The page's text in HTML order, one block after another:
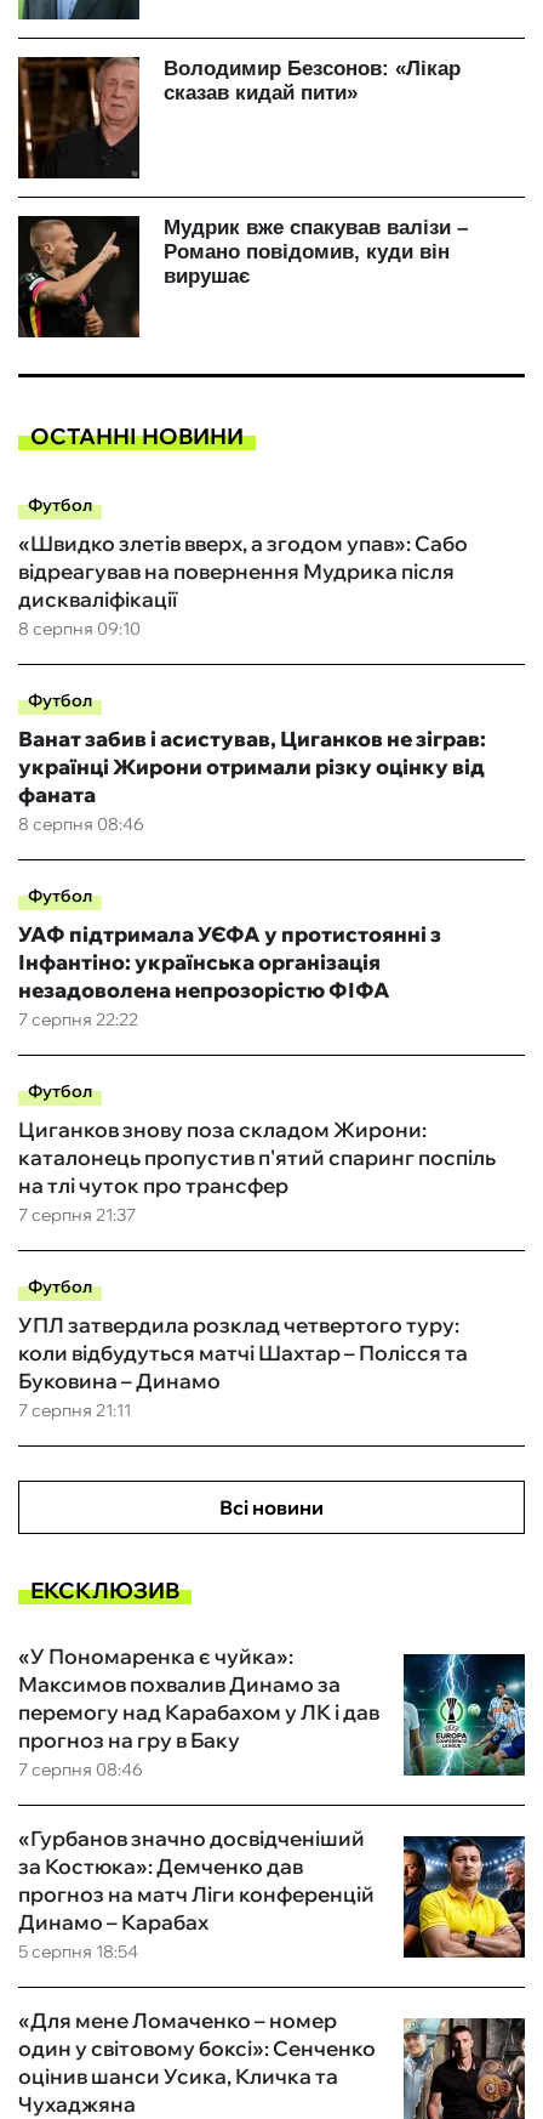
ОСТАННІ НОВИНИ
Футбол
8 серпня 09:10
«Швидко злетів вверх, а згодом упав»: Сабо
відреагував на повернення Мудрика після
дискваліфікації
Футбол
8 серпня 08:46
Ванат забив і асистував, Циганков не зіграв:
українці Жирони отримали різку оцінку від
фаната
Футбол
7 серпня 22:22
УАФ підтримала УЄФА у протистоянні з
Інфантіно: українська організація
незадоволена непрозорістю ФІФА
Футбол
7 серпня 21:37
Циганков знову поза складом Жирони:
каталонець пропустив п'ятий спаринг поспіль
на тлі чуток про трансфер
Футбол
7 серпня 21:11
УПЛ затвердила розклад четвертого туру:
коли відбудуться матчі Шахтар – Полісся та
Буковина – Динамо
Всі новини
ЕКСКЛЮЗИВ
7 серпня 08:46
«У Пономаренка є чуйка»:
Максимов похвалив Динамо за
перемогу над Карабахом у ЛК і дав
прогноз на гру в Баку
5 серпня 18:54
«Гурбанов значно досвідченіший
за Костюка»: Демченко дав
прогноз на матч Ліги конференцій
Динамо – Карабах
«Для мене Ломаченко – номер
один у світовому боксі»: Сенченко
оцінив шанси Усика, Кличка та
Чухаджяна